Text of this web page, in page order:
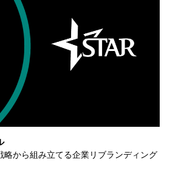
略から組み立てる企業リブランディング